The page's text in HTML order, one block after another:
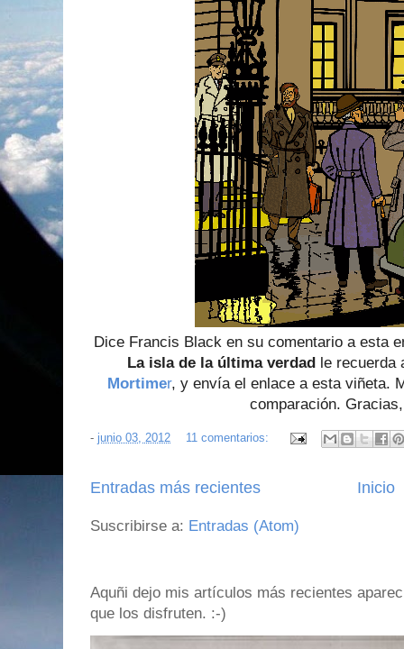
Dice Francis Black en su comentario a esta
La isla de la última verdad le recuerda
Mortimer, y envía el enlace a esta viñeta.
comparación.
- junio 03, 2012 11 comentarios:
Entradas más recientes Inicio
Suscribirse a: Entradas (Atom)
Aquñi dejo mis artículos más recientes
que los disfruten. :-)